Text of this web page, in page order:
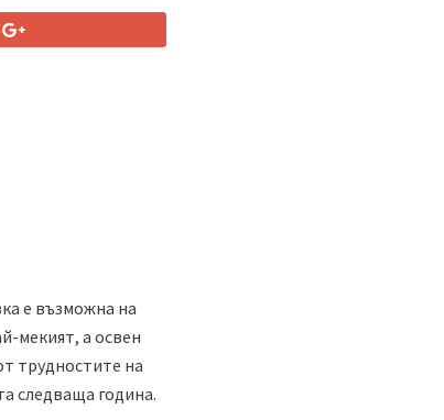
е възможна на
мекият, а освен
трудностите на
следваща година.